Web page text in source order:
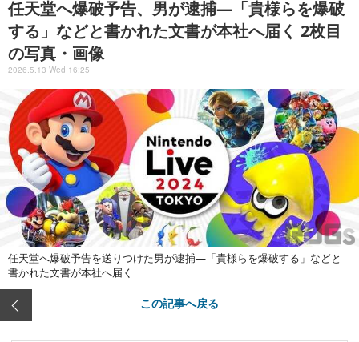
任天堂へ爆破予告、男が逮捕―「貴様らを爆破
する」などと書かれた文書が本社へ届く 2枚目
の写真・画像
2026.5.13 Wed 16:25
任天堂へ爆破予告を送りつけた男が逮捕―「貴様らを爆破する」などと
書かれた文書が本社へ届く
この記事へ戻る